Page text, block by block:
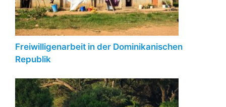
Freiwilligenarbeit in der Dominikanischen
Republik